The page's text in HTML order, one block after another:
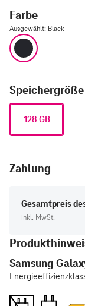
Farbe
Ausgewählt: Black
Speichergröße
128 GB
Zahlung
Gesamtpreis
inkl. MwSt.
Samsung